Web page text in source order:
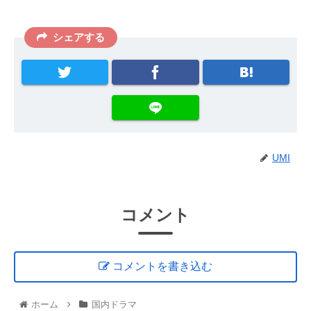
シェアする
UMI
コメント
コメントを書き込む
ホーム 国内ドラマ